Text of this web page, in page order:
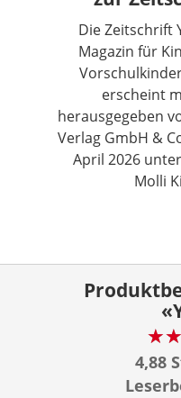
Die Zeitschrift
Magazin für
erscheint
herausgegeben
Verlag GmbH &
April 2026
Molli
4,88